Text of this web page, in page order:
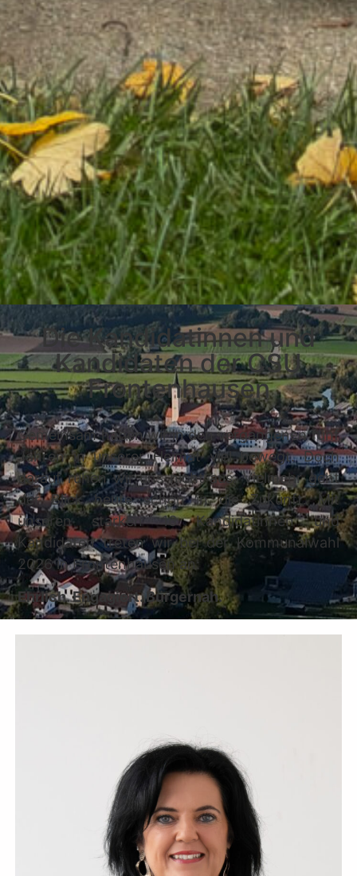
Die Kandidatinnen und
Kandidaten der CSU
Frontenhausen
Gemeinsam haben wir in den vergangenen fünf
Jahren in unserer Heimat viel bewegt. Doch
darauf ruhen wir uns nicht aus. Vielmehr geht
der Blick heute schon in die Zukunft. Mit
unseren starken 16 Kandidatinnen und
Kandidaten treten wir bei der Kommunalwahl
2026 in Frontenhausen an:
Ehrlich. Engagiert. Bürgernah.